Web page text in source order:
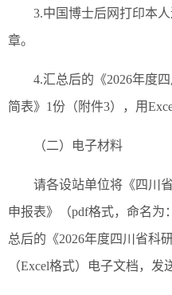
3.中国博士后网打印本
章。
4.汇总后的《2026年度
简表》1份（附件3），用
（二）电子材料
请各设站单位将《四川
申报表》（pdf格式，命名为
总后的《2026年度四川省科
（Excel格式）电子文档，发